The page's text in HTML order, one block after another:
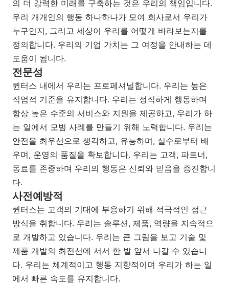
의 더 강력한 미래를 구축하는 것은 우리의 책임입니다.
우리 개개인의 행동 하나하나가 모여 회사로서 우리가
누구인지, 그리고 세상이 우리를 어떻게 바라보는지를
정의합니다. 우리의 기업 가치는 그 여정을 안내하는 데
도움이 됩니다.
전문성
퀸터스 내에서 우리는 프로페셔널합니다. 우리는 높은
직업적 기준을 유지합니다. 우리는 정직하게 행동하며
항상 높은 수준의 서비스와 지원을 제공하고, 우리가 하
는 일에서 모범 사례를 만들기 위해 노력합니다. 우리는
안전을 최우선으로 생각하고, 유능하며, 실수로부터 배
우며, 운영의 품질을 확보합니다. 우리는 고객, 파트너,
동료를 존중하며 우리의 행동은 신뢰와 믿음을 증진합니
다.
사전예방적
퀸터스는 고객의 기대에 부응하기 위해 적극적인 접근
방식을 취합니다. 우리는 솔루션, 제품, 역량을 지속적으
로 개발하고 있습니다. 우리는 큰 그림을 보고 기술 및
제품 개발의 최전선에 서서 한 발 앞서 나갈 수 있습니
다. 우리는 체계적이고 행동 지향적이며 우리가 하는 일
에서 빠른 속도를 유지합니다.